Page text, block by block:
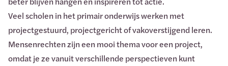
Veel scholen in het primair onderwijs werken met
projectgestuurd, projectgericht of vakoverstijgend leren.
Mensenrechten zijn een mooi thema voor een project,
omdat je ze vanuit verschillende perspectieven kunt